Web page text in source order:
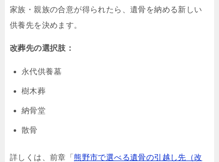
家族・親族の合意が得られたら、遺骨を納める新しい
供養先を決めます。
改葬先の選択肢：
永代供養墓
樹木葬
納骨堂
散骨
詳しくは、前章「熊野市で選べる遺骨の引越し先（改